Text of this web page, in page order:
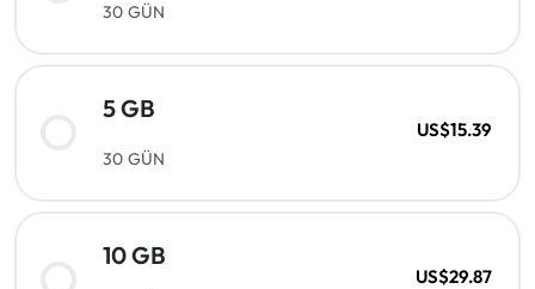
30 GÜN
5 GB
30 GÜN
US$15.39
10 GB
US$29.87